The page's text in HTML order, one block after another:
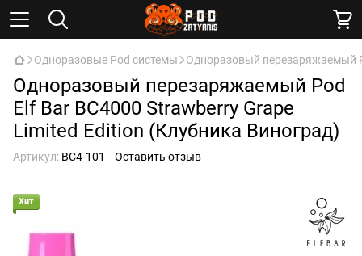
Одноразовые Pod системы Одноразовый перезаряжаемый
Одноразовый перезаряжаемый Pod
Elf Bar BC4000 Strawberry Grape
Limited Edition (Клубника Виноград)
Артикул: BC4-101 Оставить отзыв
Хит